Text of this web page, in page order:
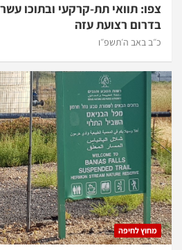
צפו: תוואי תת-קרקעי ובתוכו
בדרום רצועת עזה
כ״ב באב ה׳תשפ״ו
מחוץ לחיפה